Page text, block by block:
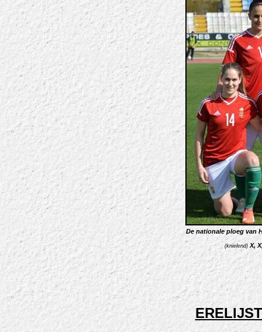
De nationale ploeg van
(knielend) X,